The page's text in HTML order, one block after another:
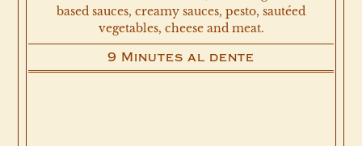
based sauces, creamy sauces, pesto, sautéed
vegetables, cheese and meat.
9 Minutes al dente